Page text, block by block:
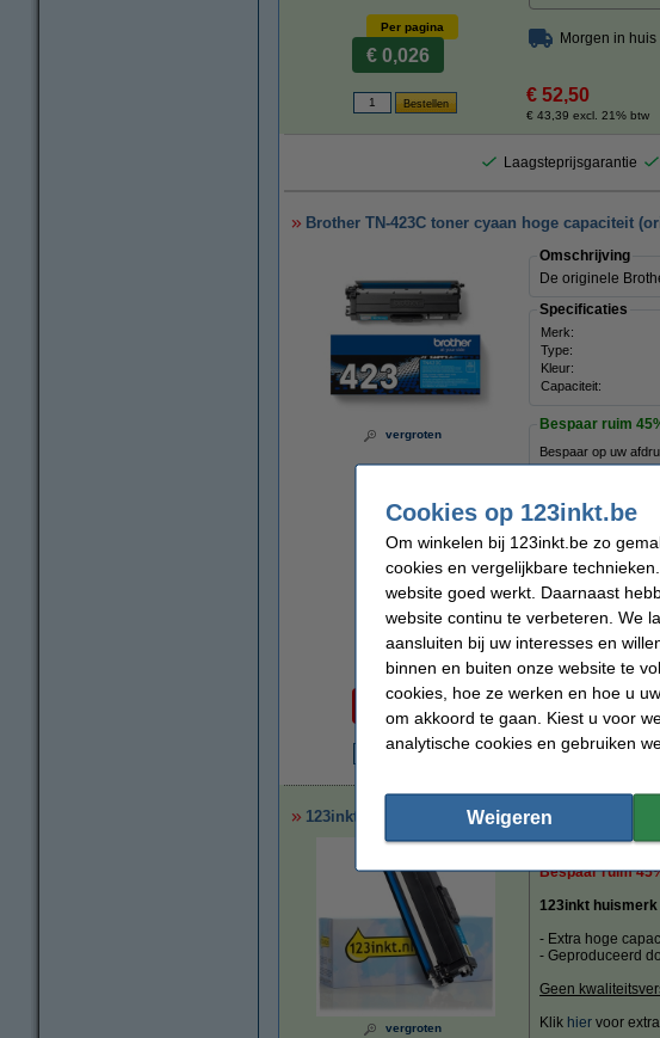
Per pagina
€ 0,026
Morgen in huis
€ 52,50
€ 43,39 excl. 21% btw
Laagsteprijsgarantie
Brother TN-423C toner cyaan hoge capaciteit
vergroten
Omschrijving
De originele
Specificaties
Merk:
Type:
Kleur:
Capaciteit:
Bespaar ruim
Bespaar op uw
Tip
Wij adviseren u
Per pagina
Morgen in huis
€ 143,50
123inkt huismerk vervangt Brother TN-423C
vergroten
Omschrijving
Bespaar ruim
123inkt
- Extra hoge
- Geproduceerd
Geen
Klik hier voor
Cookies op 123inkt.be
Om winkelen bij 123inkt.be zo
cookies en vergelijkbare
website goed werkt. Daarnaast
website continu te verbeteren. We
aansluiten bij uw interesses en
binnen en buiten onze website te
cookies, hoe ze werken en hoe u
om akkoord te gaan. Kiest u voor
analytische cookies en gebruiken
Weigeren